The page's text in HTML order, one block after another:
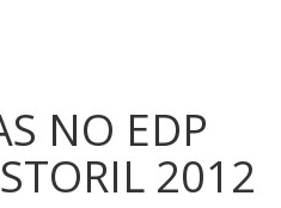
NO EDP
2012